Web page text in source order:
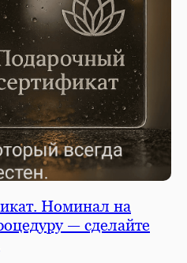
Номинал на
— сделайте